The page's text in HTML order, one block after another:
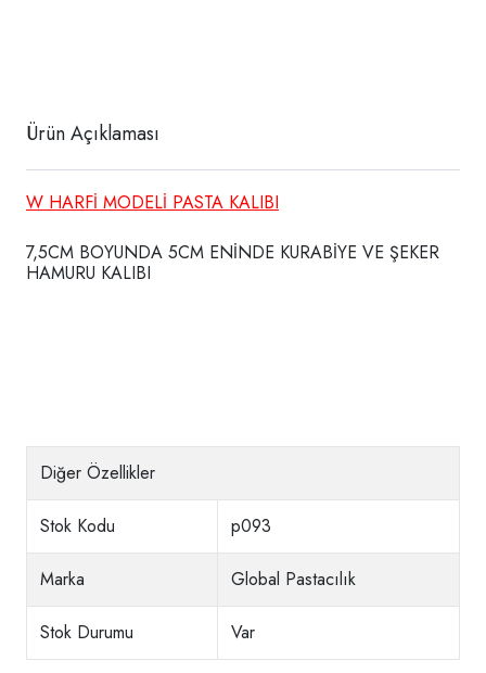
Ürün Açıklaması
W HARFİ MODELİ PASTA KALIBI
7,5CM BOYUNDA 5CM ENİNDE KURABİYE VE ŞEKER
HAMURU KALIBI
Diğer Özellikler
Stok Kodu p093
Marka Global Pastacılık
Stok Durumu Var